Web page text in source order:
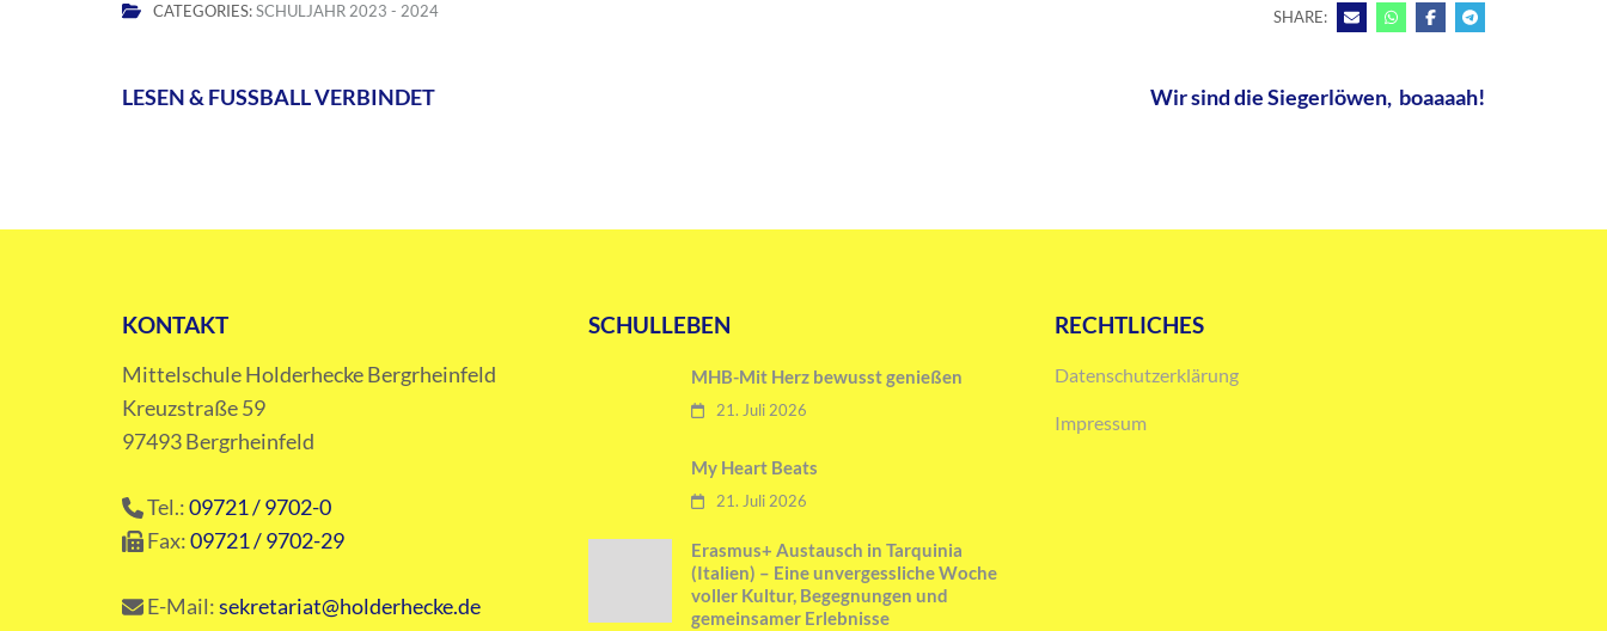
CATEGORIES:SCHULJAHR 2023 - 2024 SHARE:
Beitragsnavigation
LESEN & FUSSBALL VERBINDET Wir sind die Siegerlöwen, boaaaah!
KONTAKT
Mittelschule Holderhecke Bergrheinfeld
Kreuzstraße 59
97493 Bergrheinfeld
Tel.:09721 / 9702-0
Fax:09721 / 9702-29
E-Mail:sekretariat@holderhecke.de
SCHULLEBEN
MHB-Mit Herz bewusst genießen
21. Juli 2026
My Heart Beats
21. Juli 2026
Erasmus+ Austausch in Tarquinia
(Italien) – Eine unvergessliche Woche
voller Kultur, Begegnungen und
gemeinsamer Erlebnisse
RECHTLICHES
Datenschutzerklärung
Impressum